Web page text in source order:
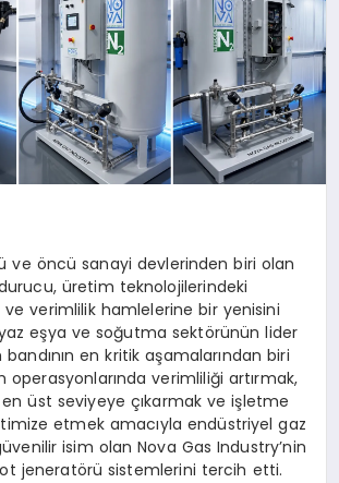
ve öncü sanayi devlerinden biri olan
üretim teknolojilerindeki
verimlilik hamlelerine bir yenisini
eşya ve soğutma sektörünün lider
en kritik aşamalarından biri
operasyonlarında verimliliği artırmak,
üst seviyeye çıkarmak ve işletme
etmek amacıyla endüstriyel gaz
isim olan Nova Gas Industry’nin
jeneratörü sistemlerini tercih etti.